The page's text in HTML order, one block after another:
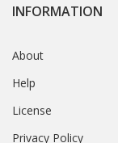
INFORMATION
About
Help
License
Privacy Policy